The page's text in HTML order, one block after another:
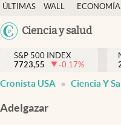
ÚLTIMAS
NOTICIAS
WALL
DÓLAR
ECONOMÍA
Ciencia y salud
Finanzas y economía
Wall Street y dólar
Inmigración
S&P 500 INDEX
7723,55
-0.17%
Cronista USA Ciencia Y
Adelgazar